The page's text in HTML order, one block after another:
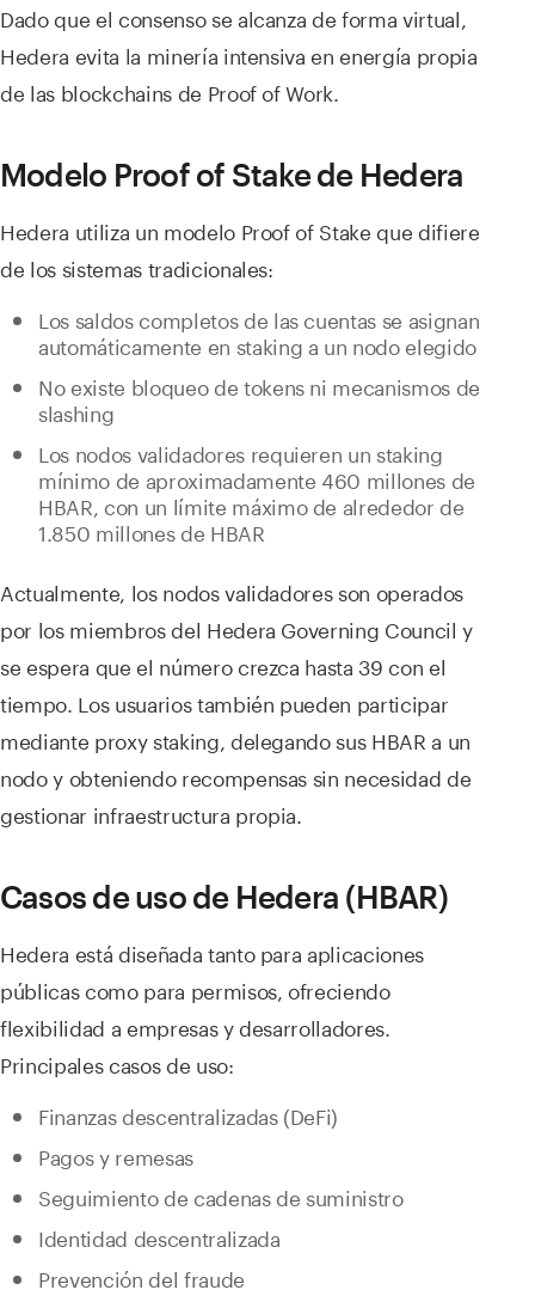
Dado que el consenso se alcanza de forma virtual,
Hedera evita la minería intensiva en energía propia
de las blockchains de Proof of Work.
Modelo Proof of Stake de Hedera
Hedera utiliza un modelo Proof of Stake que difiere
de los sistemas tradicionales:
Los saldos completos de las cuentas se asignan
automáticamente en staking a un nodo elegido
No existe bloqueo de tokens ni mecanismos de
slashing
Los nodos validadores requieren un staking
mínimo de aproximadamente 460 millones de
HBAR, con un límite máximo de alrededor de
1.850 millones de HBAR
Actualmente, los nodos validadores son operados
por los miembros del Hedera Governing Council y
se espera que el número crezca hasta 39 con el
tiempo. Los usuarios también pueden participar
mediante proxy staking, delegando sus HBAR a un
nodo y obteniendo recompensas sin necesidad de
gestionar infraestructura propia.
Casos de uso de Hedera (HBAR)
Hedera está diseñada tanto para aplicaciones
públicas como para permisos, ofreciendo
flexibilidad a empresas y desarrolladores.
Principales casos de uso:
Finanzas descentralizadas (DeFi)
Pagos y remesas
Seguimiento de cadenas de suministro
Identidad descentralizada
Prevención del fraude